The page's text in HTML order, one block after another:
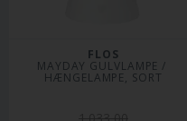
FLOS
MAYDAY GULVLAMPE /
HÆNGELAMPE, SORT